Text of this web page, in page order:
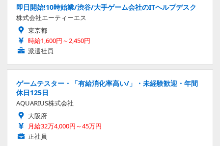
即日開始!10時始業/渋谷/大手ゲーム会社のITヘルプデスク
株式会社エーティーエス
東京都
時給1,600円～2,450円
派遣社員
ゲームテスター・「有給消化率高い/」・未経験歓迎・年間
休日125日
AQUARIUS株式会社
大阪府
月給32万4,000円～45万円
正社員